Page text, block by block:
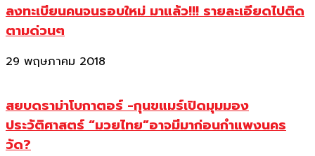
ลงทะเบียนคนจนรอบใหม่ มาแล้ว!!! รายละเอียดไปติด
ตามด่วนๆ
29 พฤษภาคม 2018
สยบดราม่าโบกาตอร์ -กุนขแมร์เปิดมุมมอง
ประวัติศาสตร์ “มวยไทย”อาจมีมาก่อนกำแพงนคร
วัด?